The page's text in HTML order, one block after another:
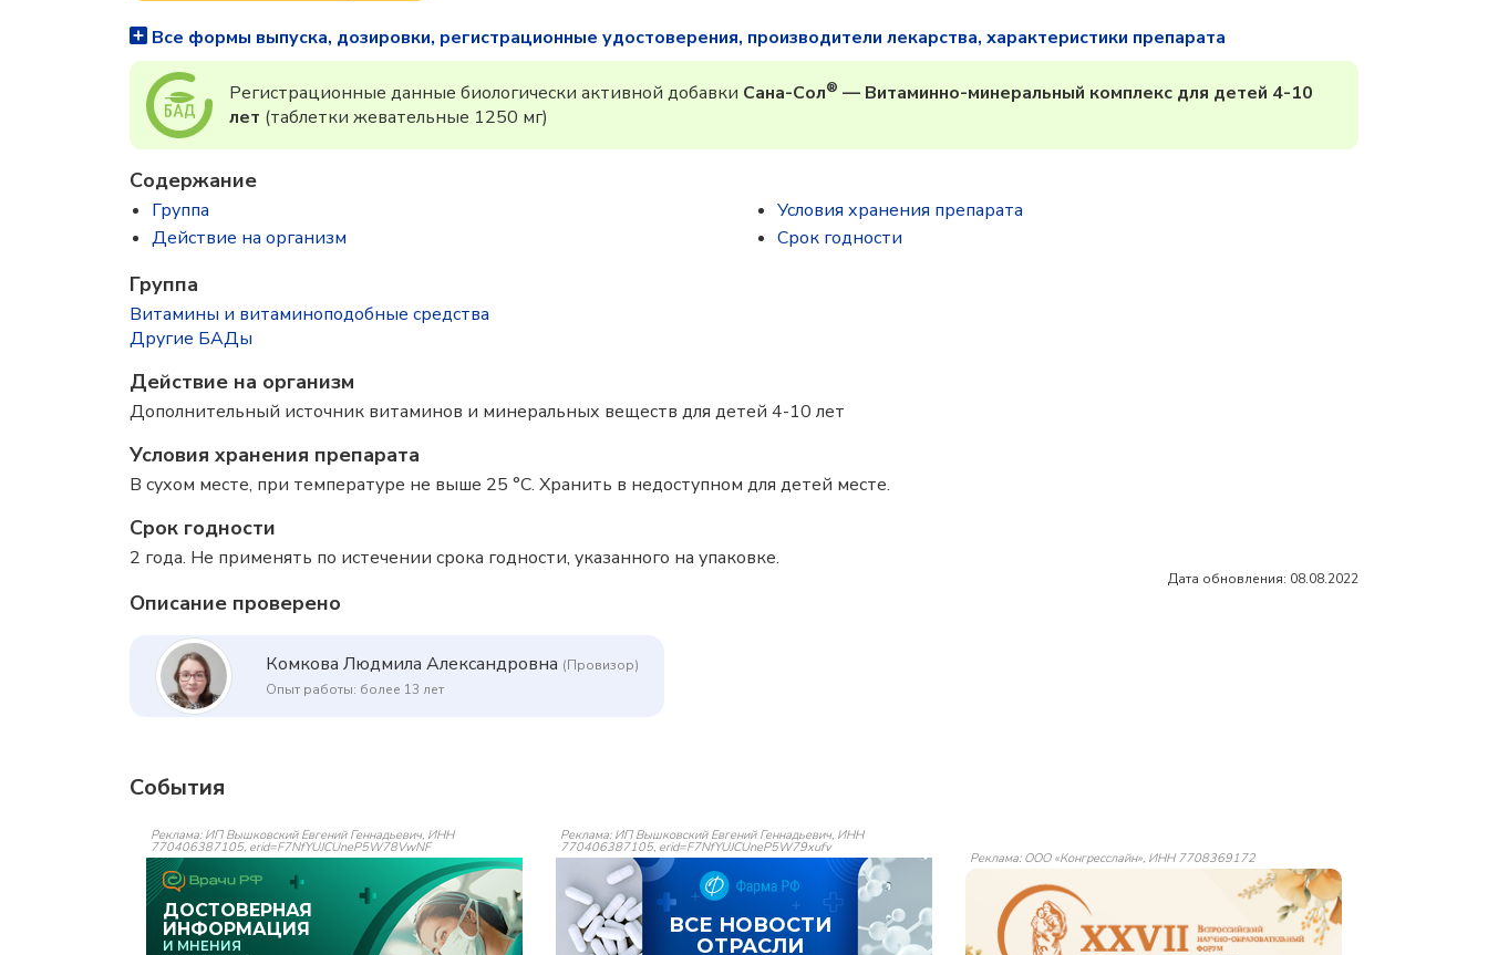
Все формы выпуска, дозировки, регистрационные удостоверения, производители лекарства, характеристики препарата
Регистрационные данные биологически активной добавки Сана-Сол® — Витаминно-минеральный комплекс для детей 4-10
лет (таблетки жевательные 1250 мг)
Содержание
Группа
Действие на организм
Условия хранения препарата
Срок годности
Группа
Витамины и витаминоподобные средства
Другие БАДы
Действие на организм
Дополнительный источник витаминов и минеральных веществ для детей 4-10 лет
Условия хранения препарата
В сухом месте, при температуре не выше 25 °C. Хранить в недоступном для детей месте.
Срок годности
2 года. Не применять по истечении срока годности, указанного на упаковке.
Дата обновления: 08.08.2022
Описание проверено
Комкова Людмила Александровна (Провизор)
Опыт работы: более 13 лет
События
Реклама: ИП Вышковский Евгений Геннадьевич, ИНН
770406387105, erid=F7NfYUJCUneP5W78VwNF
Реклама: ИП Вышковский Евгений Геннадьевич, ИНН
770406387105, erid=F7NfYUJCUneP5W79xufv
Реклама: ООО «Конгресслайн», ИНН 7708369172